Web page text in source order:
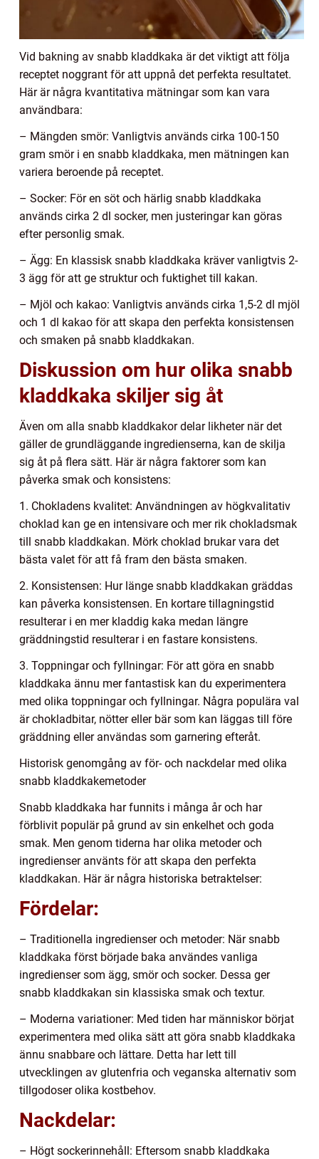
Vid bakning av snabb kladdkaka är det viktigt att följa
receptet noggrant för att uppnå det perfekta resultatet.
Här är några kvantitativa mätningar som kan vara
användbara:
– Mängden smör: Vanligtvis används cirka 100-150
gram smör i en snabb kladdkaka, men mätningen kan
variera beroende på receptet.
– Socker: För en söt och härlig snabb kladdkaka
används cirka 2 dl socker, men justeringar kan göras
efter personlig smak.
– Ägg: En klassisk snabb kladdkaka kräver vanligtvis 2-
3 ägg för att ge struktur och fuktighet till kakan.
– Mjöl och kakao: Vanligtvis används cirka 1,5-2 dl mjöl
och 1 dl kakao för att skapa den perfekta konsistensen
och smaken på snabb kladdkakan.
Diskussion om hur olika snabb
kladdkaka skiljer sig åt
Även om alla snabb kladdkakor delar likheter när det
gäller de grundläggande ingredienserna, kan de skilja
sig åt på flera sätt. Här är några faktorer som kan
påverka smak och konsistens:
1. Chokladens kvalitet: Användningen av högkvalitativ
choklad kan ge en intensivare och mer rik chokladsmak
till snabb kladdkakan. Mörk choklad brukar vara det
bästa valet för att få fram den bästa smaken.
2. Konsistensen: Hur länge snabb kladdkakan gräddas
kan påverka konsistensen. En kortare tillagningstid
resulterar i en mer kladdig kaka medan längre
gräddningstid resulterar i en fastare konsistens.
3. Toppningar och fyllningar: För att göra en snabb
kladdkaka ännu mer fantastisk kan du experimentera
med olika toppningar och fyllningar. Några populära val
är chokladbitar, nötter eller bär som kan läggas till före
gräddning eller användas som garnering efteråt.
Historisk genomgång av för- och nackdelar med olika
snabb kladdkakemetoder
Snabb kladdkaka har funnits i många år och har
förblivit populär på grund av sin enkelhet och goda
smak. Men genom tiderna har olika metoder och
ingredienser använts för att skapa den perfekta
kladdkakan. Här är några historiska betraktelser:
Fördelar:
– Traditionella ingredienser och metoder: När snabb
kladdkaka först började baka användes vanliga
ingredienser som ägg, smör och socker. Dessa ger
snabb kladdkakan sin klassiska smak och textur.
– Moderna variationer: Med tiden har människor börjat
experimentera med olika sätt att göra snabb kladdkaka
ännu snabbare och lättare. Detta har lett till
utvecklingen av glutenfria och veganska alternativ som
tillgodoser olika kostbehov.
Nackdelar:
– Högt sockerinnehåll: Eftersom snabb kladdkaka